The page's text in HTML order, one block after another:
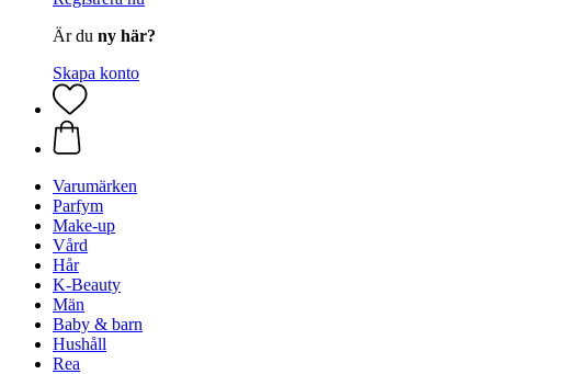
Är du ny här?
Skapa konto
Varumärken
Parfym
Make-up
Vård
Hår
K-Beauty
Män
Baby & barn
Hushåll
Rea